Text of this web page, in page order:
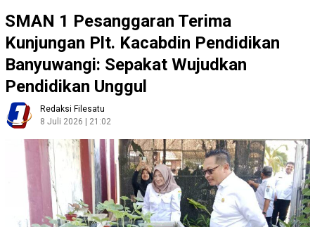
SMAN 1 Pesanggaran Terima
Kunjungan Plt. Kacabdin Pendidikan
Banyuwangi: Sepakat Wujudkan
Pendidikan Unggul
Redaksi Filesatu
8 Juli 2026 | 21:02